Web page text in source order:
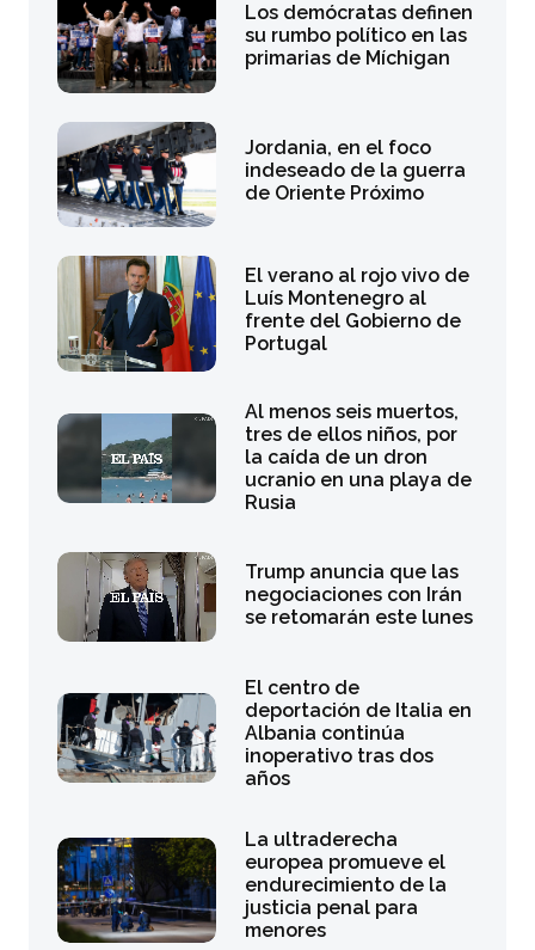
Los demócratas definen
su rumbo político en las
primarias de Míchigan
Jordania, en el foco
indeseado de la guerra
de Oriente Próximo
El verano al rojo vivo de
Luís Montenegro al
frente del Gobierno de
Portugal
Al menos seis muertos,
tres de ellos niños, por
la caída de un dron
ucranio en una playa de
Rusia
Trump anuncia que las
negociaciones con Irán
se retomarán este lunes
El centro de
deportación de Italia en
Albania continúa
inoperativo tras dos
años
La ultraderecha
europea promueve el
endurecimiento de la
justicia penal para
menores